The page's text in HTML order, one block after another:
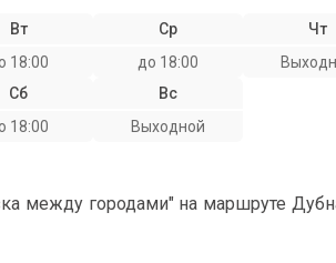
Вт
18:00
Ср
до 18:00
Чт
Сб
18:00
Вс
Выходной
между городами" на маршруте